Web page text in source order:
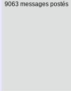
9063 messages postés